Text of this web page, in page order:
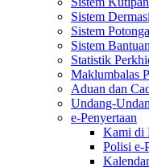
Sistem
Sistem
Sistem
Statistik
Maklumbalas
Aduan dan
Undang-
e-Penyertaan
Kami di
Polisi e-